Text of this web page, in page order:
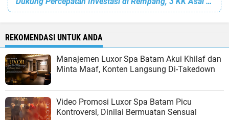
REKOMENDASI UNTUK ANDA
Manajemen Luxor Spa Batam Akui Khilaf dan
Minta Maaf, Konten Langsung Di-Takedown
Video Promosi Luxor Spa Batam Picu
Kontroversi, Dinilai Bermuatan Sensual